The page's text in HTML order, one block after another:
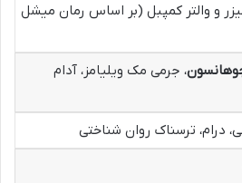
و والتر کمپبل (بر اساس رمان میشل
، جرمی مک ویلیامز، آدام
درام، ترسناک روان شناختی